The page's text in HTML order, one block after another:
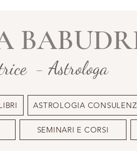
- Astrologa
ASTROLOGIA
SEMINARI E CORSI